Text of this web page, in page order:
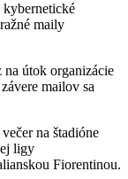
kybernetické
maily
útok organizácie
mailov sa
na štadióne
ligy
Fiorentinou.